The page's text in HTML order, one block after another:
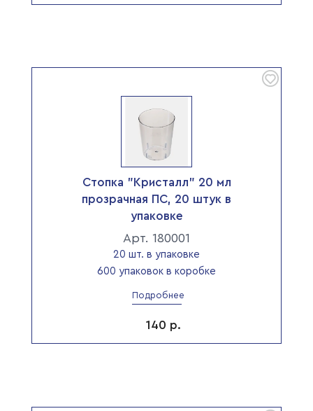
Стопка "Кристалл" 20 мл
прозрачная ПС, 20 штук в
упаковке
Арт. 180001
20 шт. в упаковке
600 упаковок в коробке
Подробнее
140 р.